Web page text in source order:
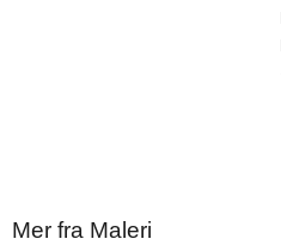
Mer fra Maleri